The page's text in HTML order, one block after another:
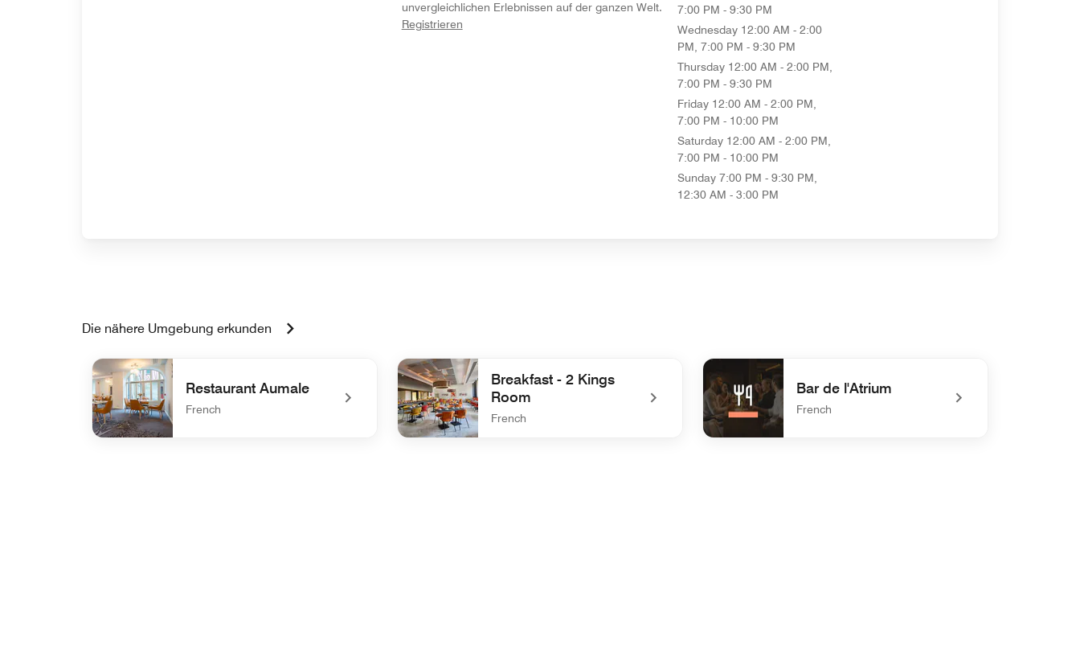
unvergleichlichen Erlebnissen auf der ganzen Welt.
Registrierenopens in new window
7:00 PM - 9:30 PM
Wednesday 12:00 AM - 2:00
PM, 7:00 PM - 9:30 PM
Thursday 12:00 AM - 2:00 PM,
7:00 PM - 9:30 PM
Friday 12:00 AM - 2:00 PM,
7:00 PM - 10:00 PM
Saturday 12:00 AM - 2:00 PM,
7:00 PM - 10:00 PM
Sunday 7:00 PM - 9:30 PM,
12:30 AM - 3:00 PM
Die nähere Umgebung erkunden
Restaurant Aumale
French
Breakfast - 2 Kings
Room
French
Bar de l'Atrium
French